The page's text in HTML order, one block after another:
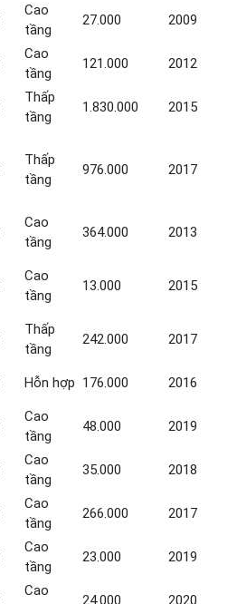
Cao
tầng
27.000 2009
Cao
tầng
121.000 2012
Thấp
tầng
1.830.000 2015
Thấp
tầng
976.000 2017
Cao
tầng
364.000 2013
Cao
tầng
13.000 2015
Thấp
tầng
242.000 2017
Hỗn hợp 176.000 2016
Cao
tầng
48.000 2019
Cao
tầng
35.000 2018
Cao
tầng
266.000 2017
Cao
tầng
23.000 2019
Cao
24.000 2020